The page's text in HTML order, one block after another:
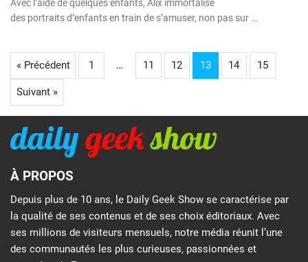
Avec l’aide de quelques enfants, Alix immortalise
des portraits d’enfants en train de s’amuser, non pas sur …
« Précédent 1 … 11 12 13 14 15
Suivant »
À PROPOS
Depuis plus de 10 ans, le Daily Geek Show se caractérise par
la qualité de ses contenus et de ses choix éditoriaux. Avec
ses millions de visiteurs mensuels, notre média réunit l’une
des communautés les plus curieuses, passionnées et